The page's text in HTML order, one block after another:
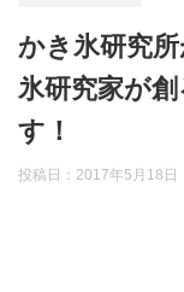
かき氷研究
氷研究家が
す！
投稿日： 2017年5月18日